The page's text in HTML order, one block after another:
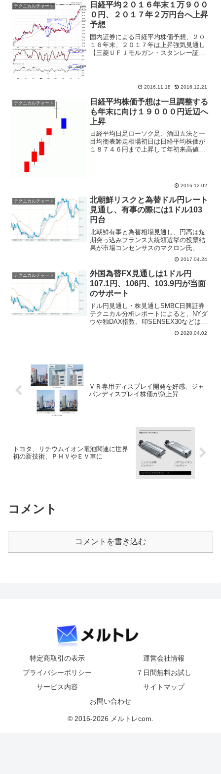
テクニカルチャート
日経平均２０１６年末１万９００
０円、２０１７年２万円台へ上昇
予想
国内証券による日経平均株価予想、２０
１６年末、２０１７年は上昇強気見通し
【三菱ＵＦＪモルガン・スタンレー証
展開とレポート...
2016.11.18 2016.12.21
テクニカルチャート
日経平均株価予想は一旦調整する
も年末に向け１９０００円近辺へ
上昇
日経平均日足ローソク足、酒田五法と一
目均衡表師走相場初日は日経平均株価が
１８７４６円まで上昇して年初来高値を
2016.12.02
テクニカルチャート
北朝鮮リスクと為替ドル円レート
見通し、有事の際には1ドル103
円台
北朝鮮有事と為替相場見通し、円高は短
期突っ込みフランス大統領選挙の投票結
果が市場コンセンサスのマクロン氏、ル
ペン氏という結果から欧州リスクオフ。
為替市場では1ドル/110円台までドル高に
入り、日本株が上昇した。しかし東アジ
ア情勢が晴れず、北...
2017.04.24
テクニカルチャート
外国為替FX見通しは1ドル円
107.1円、106円、103.9円が当面
のサポート
ドル円見通し・株見通しSMBC日興証券
テクニカル分析レポートによると、NYダ
ウや独DAX指数、印SENSEX30などは最
終的な底を打ったとは考え難いものの、
短期的には4月半ば頃の時間帯までの間
2020.04.02
ＶＲ専用ディスプレイ開発を好感、ジャ
パンディスプレイ株価が急上昇
トヨタ、リチウムイオン電池関連に世界
初の新技術、ＰＨＶやＥＶ車に
コメント
コメントを書き込む
特定商取引の表示
運営会社情報
プライバシーポリシー
７日間無料お試し
サービス内容
サイトマップ
お問い合わせ
© 2016-2026 メルトレcom.